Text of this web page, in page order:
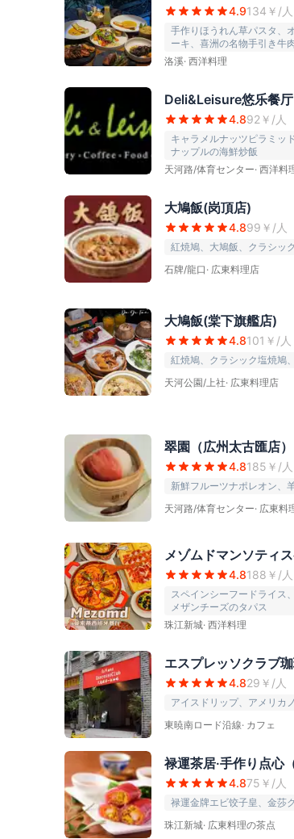
4.9134 ￥/人
手作りほうれん草パスタ、
ーキ、喜洲の名物手引き牛
洛溪· 西洋料理
Deli&Leisure悠乐餐
4.892 ￥/人
キャラメルナッツピラミッ
ナップルの海鮮炒飯
天河路/体育センター· 西洋料
大鳩飯(岗頂店)
4.899 ￥/人
紅焼鳩、大鳩飯、クラシッ
石牌/龍口 · 広東料理店
大鳩飯(棠下旗艦店)
4.8101 ￥/人
紅焼鳩、クラシック塩焼鳩
天河公園/上社· 広東料理店
翠園（広州太古匯店）
4.8185 ￥/人
新鮮フルーツナポレオン、
天河路/体育センター· 広東料
メゾムドマンソティ
4.8188 ￥/人
スペインシーフードライス
メザンチーズのタパス
珠江新城· 西洋料理
エスプレッソクラブ
4.829 ￥/人
アイスドリップ、アメリカ
東暁南ロード沿線· カフェ
禄運茶居·手作り点心
4.875 ￥/人
禄運金牌エビ饺子皇、金莎
珠江新城· 広東料理の茶点